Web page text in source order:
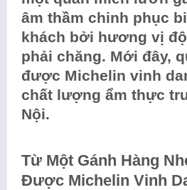
âm thầm chinh phục
khách bởi hương vị
phải chăng. Mới đây,
được Michelin vinh
chất lượng ẩm thực
Nội.
Từ Một Gánh Hàng
Được Michelin Vinh